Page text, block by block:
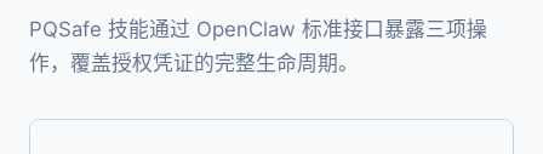
PQSafe 技能通过 OpenClaw 标准接口暴露三项操
作，覆盖授权凭证的完整生命周期。